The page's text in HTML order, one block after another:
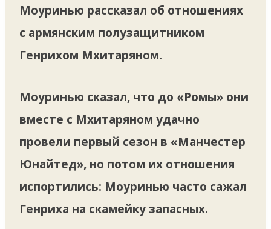
Моуринью рассказал об отношениях
с армянским полузащитником
Генрихом Мхитаряном.
Моуринью сказал, что до «Ромы» они
вместе с Мхитаряном удачно
провели первый сезон в «Манчестер
Юнайтед», но потом их отношения
испортились: Моуринью часто сажал
Генриха на скамейку запасных.